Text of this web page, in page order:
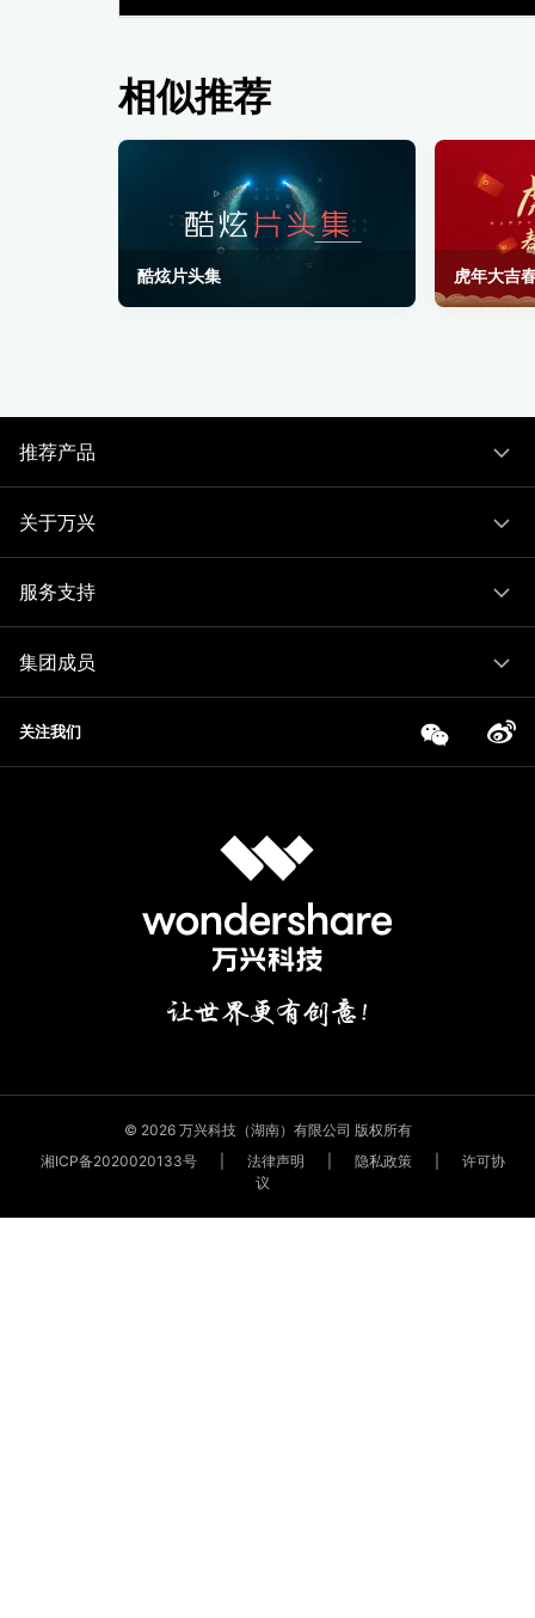
相似推荐
酷炫片头集 虎年大吉
推荐产品
关于万兴
服务支持
集团成员
关注我们
© 2026 万兴科技（湖南）有限公司 版权所有
湘ICP备2020020133号
法律声明 隐私政策
许可协
议